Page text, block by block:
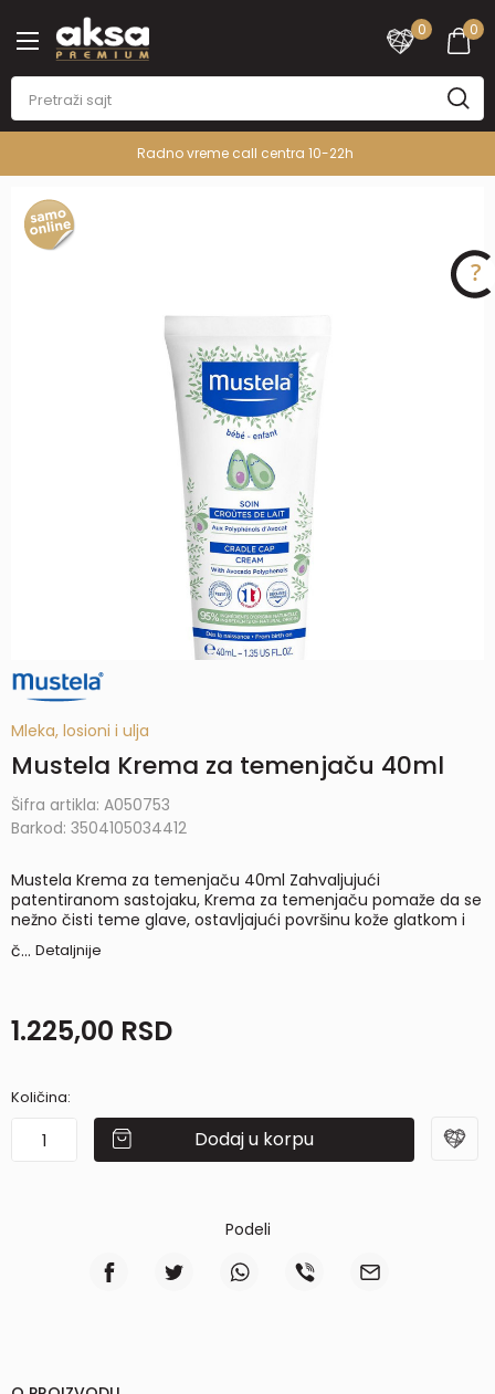
0
0
Radno vreme call centra 10-22h
Mleka, losioni i ulja
Mustela Krema za temenjaču 40ml
Šifra artikla: A050753
Barkod: 3504105034412
Mustela Krema za temenjaču 40ml Zahvaljujući
patentiranom sastojaku, Krema za temenjaču pomaže da se
nežno čisti teme glave, ostavljajući površinu kože glatkom i
č... Detaljnije
1.225,00 RSD
Količina:
Dodaj u korpu
Podeli